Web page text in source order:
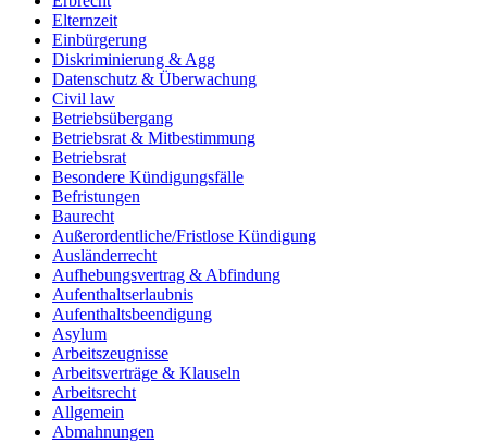
Elternzeit
Einbürgerung
Diskriminierung & Agg
Datenschutz & Überwachung
Civil law
Betriebsübergang
Betriebsrat & Mitbestimmung
Betriebsrat
Besondere Kündigungsfälle
Befristungen
Baurecht
Außerordentliche/Fristlose Kündigung
Ausländerrecht
Aufhebungsvertrag & Abfindung
Aufenthaltserlaubnis
Aufenthaltsbeendigung
Asylum
Arbeitszeugnisse
Arbeitsverträge & Klauseln
Arbeitsrecht
Allgemein
Abmahnungen